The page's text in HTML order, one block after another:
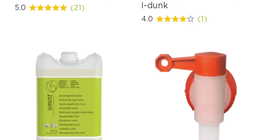
5.0 (21)
l-dunk
4.0 (1)